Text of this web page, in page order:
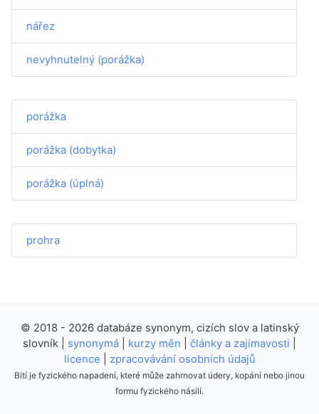
nářez
nevyhnutelný (porážka)
porážka
porážka (dobytka)
porážka (úplná)
prohra
© 2018 - 2026 databáze synonym, cizích slov a latinský
slovník | synonymá kurzy měn články a zajímavosti
licence
zpracovávání osobních údajů
Bití je fyzického napadení, které může zahrnovat údery, kopání nebo jinou
formu fyzického násilí.